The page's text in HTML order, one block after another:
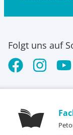
Folgt uns auf